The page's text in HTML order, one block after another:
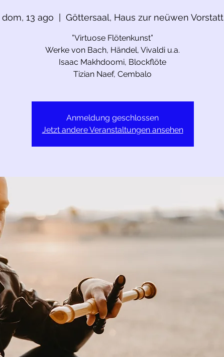
dom, 13 ago
  |
Göttersaal, Haus zur neüwen Vorstatt
”Virtuose Flötenkunst”
Werke von Bach, Händel, Vivaldi u.a.
Isaac Makhdoomi, Blockflöte
Tizian Naef, Cembalo
Anmeldung geschlossen
Jetzt andere Veranstaltungen ansehen